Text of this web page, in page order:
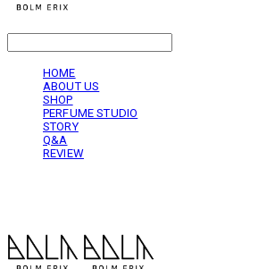
HOME
ABOUT US
SHOP
PERFUME STUDIO
STORY
Q&A
REVIEW